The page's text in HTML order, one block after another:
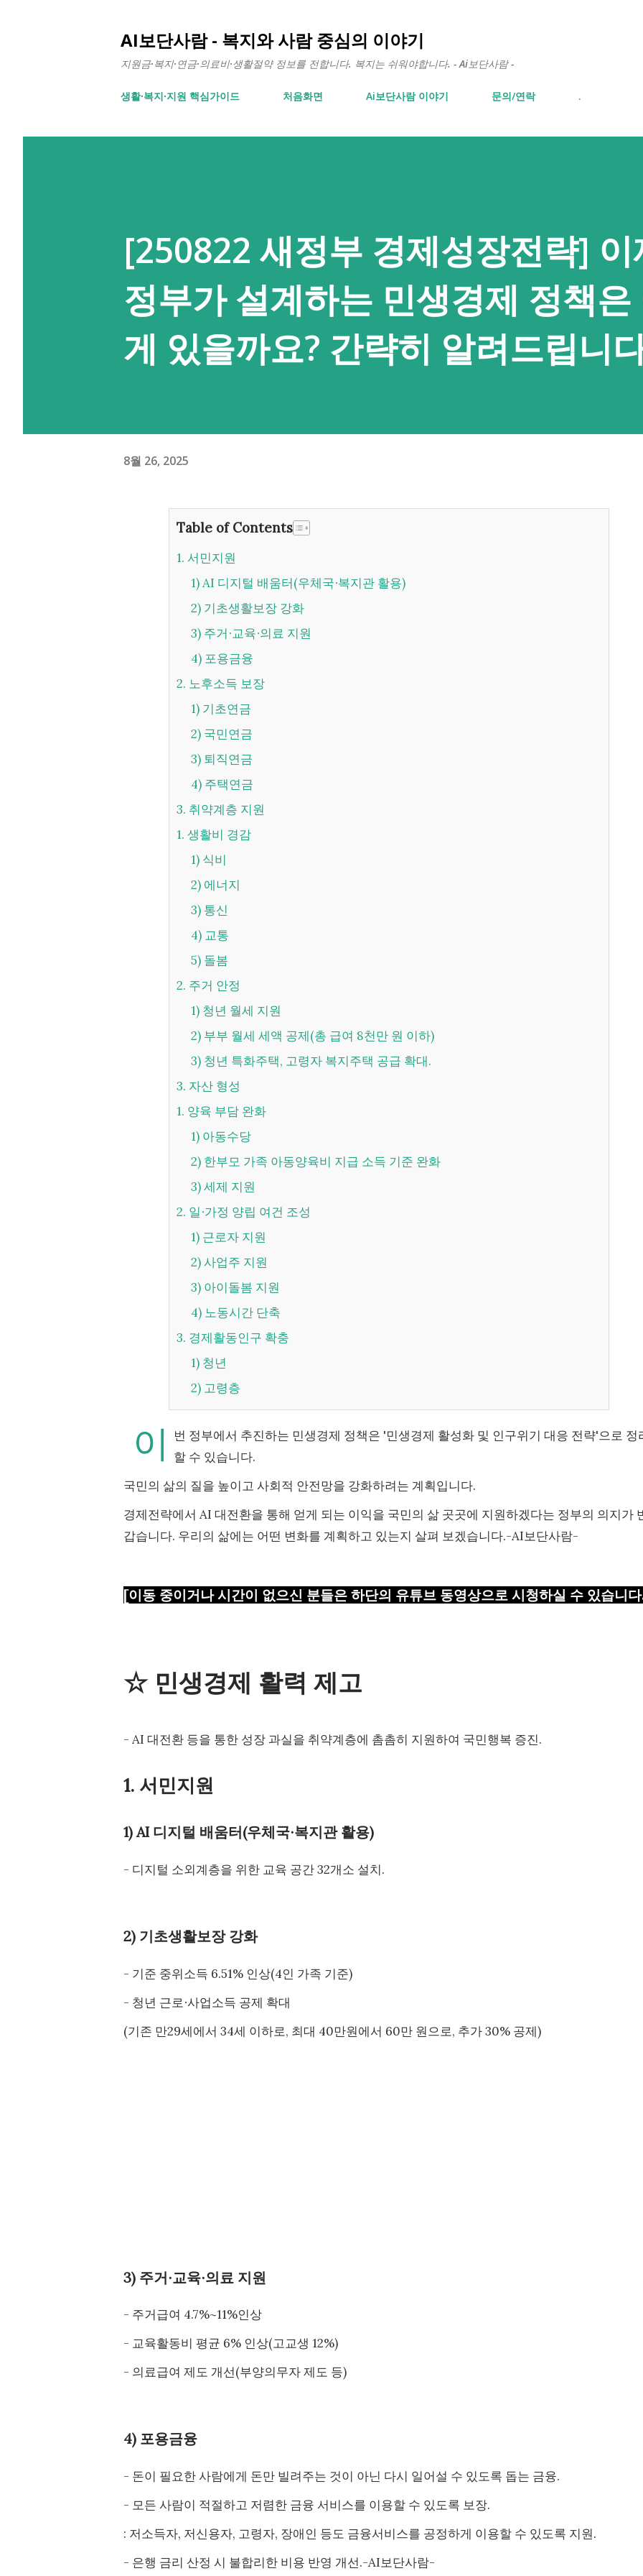
AI보단사람 - 복지와 사람 중심의 이야기
지원금·복지·연금·의료비·생활절약 정보를 전합니다. 복지는 쉬워야합니다. - Ai보단사람 -
생활∙복지∙지원 핵심가이드 처음화면 Ai보단사람 이야기 문의/연락 .
[250822 새정부 경제성장전략] 이
정부가 설계하는 민생경제 정책은
게 있을까요? 간략히 알려드립니
8월 26, 2025
Table of Contents
1. 서민지원
1) AI 디지털 배움터(우체국∙복지관 활용)
2) 기초생활보장 강화
3) 주거∙교육∙의료 지원
4) 포용금융
2. 노후소득 보장
1) 기초연금
2) 국민연금
3) 퇴직연금
4) 주택연금
3. 취약계층 지원
1. 생활비 경감
1) 식비
2) 에너지
3) 통신
4) 교통
5) 돌봄
2. 주거 안정
1) 청년 월세 지원
2) 부부 월세 세액 공제(총 급여 8천만 원 이하)
3) 청년 특화주택, 고령자 복지주택 공급 확대.
3. 자산 형성
1. 양육 부담 완화
1) 아동수당
2) 한부모 가족 아동양육비 지급 소득 기준 완화
3) 세제 지원
2. 일∙가정 양립 여건 조성
1) 근로자 지원
2) 사업주 지원
3) 아이돌봄 지원
4) 노동시간 단축
3. 경제활동인구 확충
1) 청년
2) 고령층
이
번 정부에서 추진하는 민생경제 정책은 '민생경제 활성화 및 인구위기 대응 전략'으로 정
할 수 있습니다.
국민의 삶의 질을 높이고 사회적 안전망을 강화하려는 계획입니다.
경제전략에서 AI 대전환을 통해 얻게 되는 이익을 국민의 삶 곳곳에 지원하겠다는 정부의 의지가
갑습니다. 우리의 삶에는 어떤 변화를 계획하고 있는지 살펴 보겠습니다.-AI보단사람-
[이동 중이거나 시간이 없으신 분들은 하단의 유튜브 동영상으로 시청하실 수 있습니
☆ 민생경제 활력 제고
- AI 대전환 등을 통한 성장 과실을 취약계층에 촘촘히 지원하여 국민행복 증진.
1. 서민지원
1) AI 디지털 배움터(우체국∙복지관 활용)
- 디지털 소외계층을 위한 교육 공간 32개소 설치.
2) 기초생활보장 강화
- 기준 중위소득 6.51% 인상(4인 가족 기준)
- 청년 근로∙사업소득 공제 확대
(기존 만29세에서 34세 이하로, 최대 40만원에서 60만 원으로, 추가 30% 공제)
3) 주거∙교육∙의료 지원
- 주거급여 4.7%~11%인상
- 교육활동비 평균 6% 인상(고교생 12%)
- 의료급여 제도 개선(부양의무자 제도 등)
4) 포용금융
- 돈이 필요한 사람에게 돈만 빌려주는 것이 아닌 다시 일어설 수 있도록 돕는 금융.
- 모든 사람이 적절하고 저렴한 금융 서비스를 이용할 수 있도록 보장.
: 저소득자, 저신용자, 고령자, 장애인 등도 금융서비스를 공정하게 이용할 수 있도록 지원.
- 은행 금리 산정 시 불합리한 비용 반영 개선.-AI보단사람-